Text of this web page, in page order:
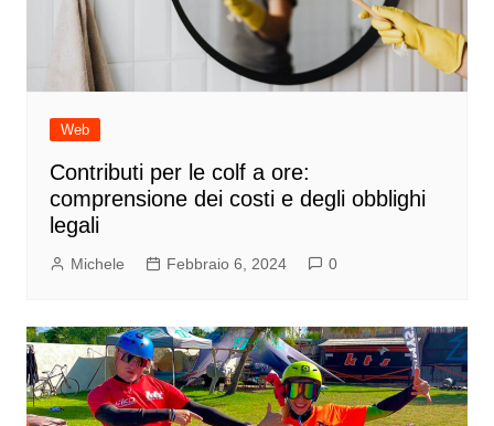
Web
Contributi per le colf a ore:
comprensione dei costi e degli obblighi
legali
Michele Febbraio 6, 2024 0